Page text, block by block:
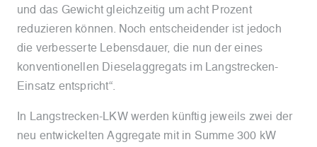
und das Gewicht gleichzeitig um acht Prozent
reduzieren können. Noch entscheidender ist jedoch
die verbesserte Lebensdauer, die nun der eines
konventionellen Dieselaggregats im Langstrecken-
Einsatz entspricht“.
In Langstrecken-LKW werden künftig jeweils zwei der
neu entwickelten Aggregate mit in Summe 300 kW